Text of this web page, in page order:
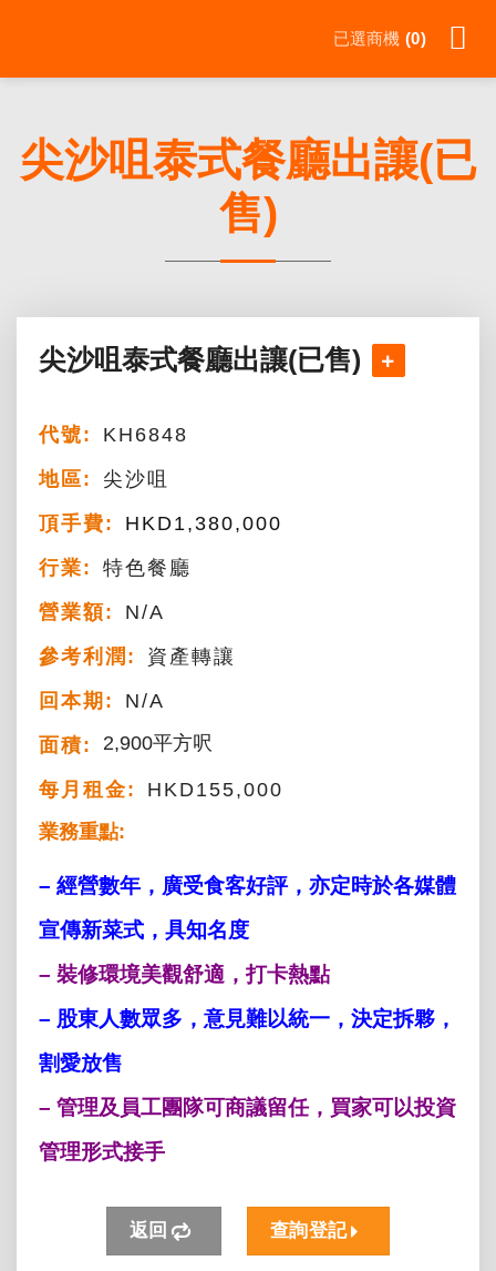
已選商機 0
尖沙咀泰式餐廳出讓(已
售)
尖沙咀泰式餐廳出讓(已售)
代號:
KH6848
地區:
尖沙咀
頂手費:
HKD1,380,000
行業:
特色餐廳
營業額:
N/A
參考利潤:
資產轉讓
回本期:
N/A
面積:
2,900平方呎
每月租金:
HKD155,000
業務重點:
– 經營數年，廣受食客好評，亦定時於各媒體
宣傳新菜式，具知名度
– 裝修環境美觀舒適，打卡熱點
– 股東人數眾多，意見難以統一，決定拆夥，
割愛放售
– 管理及員工團隊可商議留任，買家可以投資
管理形式接手
返回 查詢登記